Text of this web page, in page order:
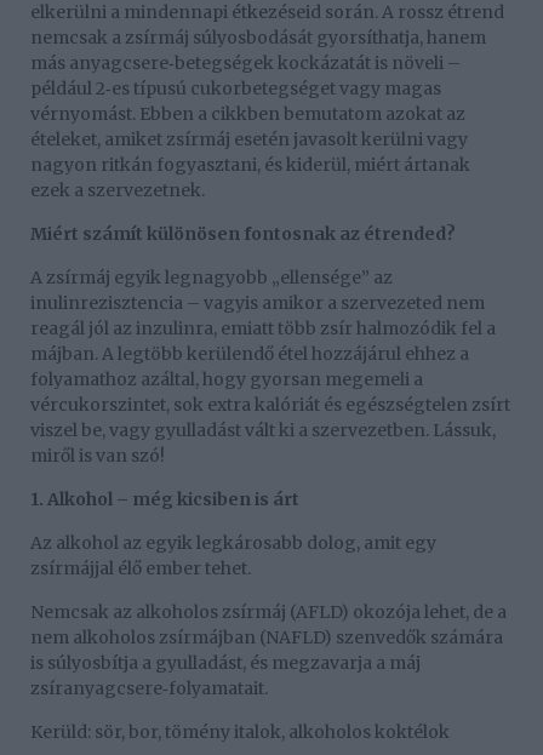
elkerülni a mindennapi étkezéseid során. A rossz étrend
nemcsak a zsírmáj súlyosbodását gyorsíthatja, hanem
más anyagcsere‑ betegségek kockázatát is növeli –
például 2‑es típusú cukorbetegséget vagy magas
vérnyomást. Ebben a cikkben bemutatom azokat az
ételeket, amiket zsírmáj esetén javasolt kerülni vagy
nagyon ritkán fogyasztani, és kiderül, miért ártanak
ezek a szervezetnek.
Miért számít különösen fontosnak az étrended?
A zsírmáj egyik legnagyobb „ellensége” az
inulinrezisztencia – vagyis amikor a szervezeted nem
reagál jól az inzulinra, emiatt több zsír halmozódik fel a
májban. A legtöbb kerülendő étel hozzájárul ehhez a
folyamathoz azáltal, hogy gyorsan megemeli a
vércukorszintet, sok extra kalóriát és egészségtelen zsírt
viszel be, vagy gyulladást vált ki a szervezetben. Lássuk,
miről is van szó!
1. Alkohol – még kicsiben is árt
Az alkohol az egyik legkárosabb dolog, amit egy
zsírmájjal élő ember tehet.
Nemcsak az alkoholos zsírmáj (AFLD) okozója lehet, de a
nem alkoholos zsírmájban (NAFLD) szenvedők számára
is súlyosbítja a gyulladást, és megzavarja a máj
zsíranyagcsere‑folyamatait.
Kerüld: sör, bor, tömény italok, alkoholos koktélok